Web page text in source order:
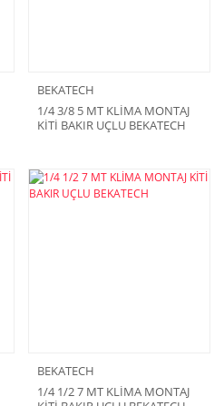
BEKATECH
1/4 3/8 5 MT KLİMA MONTAJ
KİTİ BAKIR UÇLU BEKATECH
BEKATECH
1/4 1/2 7 MT KLİMA MONTAJ